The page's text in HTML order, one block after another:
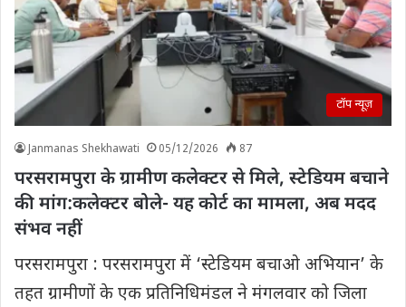
टॉप न्यूज़
Janmanas Shekhawati 05/12/2026 87
परसरामपुरा के ग्रामीण कलेक्टर से मिले, स्टेडियम बचाने
की मांग:कलेक्टर बोले- यह कोर्ट का मामला, अब मदद
संभव नहीं
परसरामपुरा : परसरामपुरा में ‘स्टेडियम बचाओ अभियान’ के
तहत ग्रामीणों के एक प्रतिनिधिमंडल ने मंगलवार को जिला